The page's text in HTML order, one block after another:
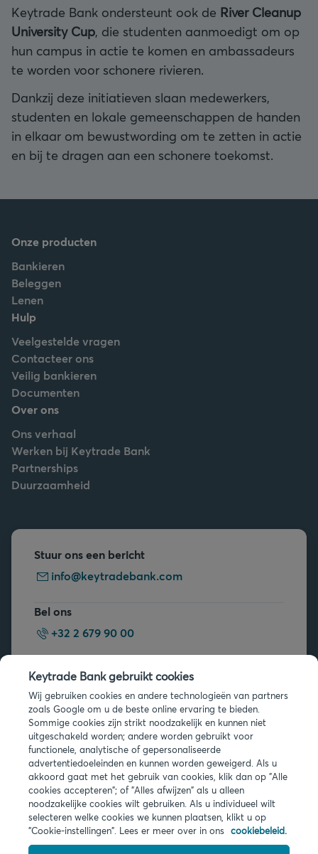
Keytrade Bank ondersteunt ook de River Cleanup
University Cup, die studenten aanmoedigt om op
hun campus in actie te komen en ambassadeurs
te worden voor schonere rivieren.
Dankzij deze initiatieven slaan medewerkers,
studenten en lokale gemeenschappen de handen
in elkaar om bewustwording om te zetten in actie
en bij te dragen aan een schonere toekomst.
Onze producten
Bankieren
Beleggen
Lenen
Hulp
Veelgestelde vragen
Contacteer ons
Veilig bankieren
Documenten
Over ons
Ons verhaal
Werken bij Keytrade Bank
Partnerships
Duurzaamheid
Stuur ons een bericht
info@keytradebank.com
Bel ons
+32 2 679 90 00
Vragen?
Veelgestelde vragen
Juridische info
Privacy
Cookies
PSD2
Keytrade Bank gebruikt cookies
Wij gebruiken cookies en andere technologieën van partners
zoals Google om u de beste online ervaring te bieden.
Sommige cookies zijn strikt noodzakelijk en kunnen niet
uitgeschakeld worden; andere worden gebruikt voor
functionele, analytische of gepersonaliseerde
advertentiedoeleinden en kunnen worden geweigerd. Als u
akkoord gaat met het gebruik van cookies, klik dan op "Alle
cookies accepteren"; of "Alles afwijzen" als u alleen
noodzakelijke cookies wilt gebruiken. Als u individueel wilt
selecteren welke cookies we kunnen plaatsen, klikt u op
"Cookie-instellingen". Lees er meer over in ons cookiebeleid.